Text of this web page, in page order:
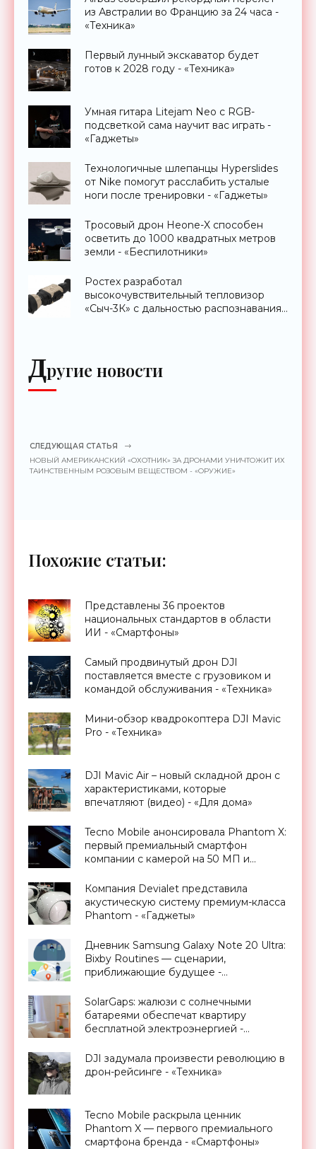
из Австралии во Францию за 24 часа -
«Техника»
Первый лунный экскаватор будет
готов к 2028 году - «Техника»
Умная гитара Litejam Neo с RGB-
подсветкой сама научит вас играть -
«Гаджеты»
Технологичные шлепанцы Hyperslides
от Nike помогут расслабить усталые
ноги после тренировки - «Гаджеты»
Тросовый дрон Heone-X способен
осветить до 1000 квадратных метров
земли - «Беспилотники»
Ростех разработал
высокочувствительный тепловизор
«Сыч-3К» с дальностью распознавания
Другие новости
СЛЕДУЮЩАЯ СТАТЬЯ
НОВЫЙ АМЕРИКАНСКИЙ «ОХОТНИК» ЗА ДРОНАМИ УНИЧТОЖИТ ИХ
ТАИНСТВЕННЫМ РОЗОВЫМ ВЕЩЕСТВОМ - «ОРУЖИЕ»
Похожие статьи:
Представлены 36 проектов
национальных стандартов в области
ИИ - «Смартфоны»
Самый продвинутый дрон DJI
поставляется вместе с грузовиком и
командой обслуживания - «Техника»
Мини-обзор квадрокоптера DJI Mavic
Pro - «Техника»
DJI Mavic Air – новый складной дрон с
характеристиками, которые
впечатляют (видео) - «Для дома»
Tecno Mobile анонсировала Phantom X:
первый премиальный смартфон
компании с камерой на 50 МП и
«Смартфоны»
Компания Devialet представила
акустическую систему премиум-класса
Phantom - «Гаджеты»
Дневник Samsung Galaxy Note 20 Ultra:
Bixby Routines — сценарии,
приближающие будущее -
SolarGaps: жалюзи с солнечными
батареями обеспечат квартиру
бесплатной электроэнергией -
DJI задумала произвести революцию в
дрон-рейсинге - «Техника»
Tecno Mobile раскрыла ценник
Phantom X — первого премиального
смартфона бренда - «Смартфоны»